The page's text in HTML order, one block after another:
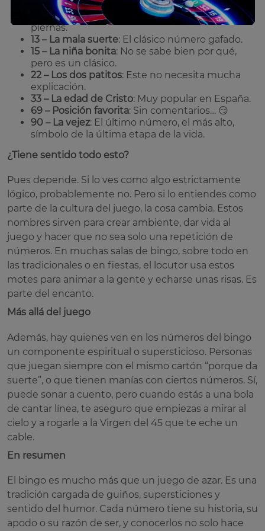
patito.
11 – Las piernas: Dos unos juntitos parecen unas
piernas.
13 – La mala suerte: El clásico número gafado.
15 – La niña bonita: No se sabe bien por qué,
pero es un clásico.
22 – Los dos patitos: Este no necesita mucha
explicación.
33 – La edad de Cristo: Muy popular en España.
69 – Posición favorita: Sin comentarios… 😏
90 – La vejez: El último número, el más alto,
símbolo de la última etapa de la vida.
¿Tiene sentido todo esto?
Pues depende. Si lo ves como algo estrictamente
lógico, probablemente no. Pero si lo entiendes como
parte de la cultura del juego, la cosa cambia. Estos
nombres sirven para crear ambiente, dar vida al
juego y hacer que no sea solo una repetición de
números. En muchas salas de bingo, sobre todo en
las tradicionales o en fiestas, el locutor usa estos
motes para animar a la gente y echarse unas risas. Es
parte del encanto.
Más allá del juego
Además, hay quienes ven en los números del bingo
un componente espiritual o supersticioso. Personas
que juegan siempre con el mismo cartón “porque da
suerte”, o que tienen manías con ciertos números. Sí,
puede sonar a cuento, pero cuando estás a una bola
de cantar línea, te aseguro que empiezas a mirar al
cielo y a rogarle a la Virgen del 45 que te eche un
cable.
En resumen
El bingo es mucho más que un juego de azar. Es una
tradición cargada de guiños, supersticiones y
sentido del humor. Cada número tiene su historia, su
apodo o su razón de ser, y conocerlos no solo hace